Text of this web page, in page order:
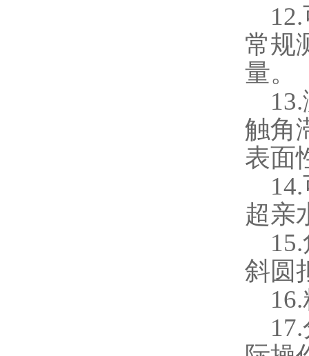
12.
常规
量。
13.
触角
表面
14.
超亲
15.
斜圆
16.
17.